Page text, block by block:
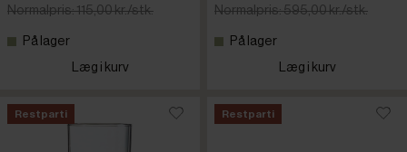
Normalpris: 115,00 kr./stk.
På lager
Læg i kurv
Normalpris: 595,00 kr./stk.
På lager
Læg i kurv
Restparti Restparti